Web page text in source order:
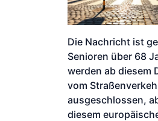
Die Nachricht ist
Senioren über 68
werden ab diesem
vom
ausgeschlossen,
diesem